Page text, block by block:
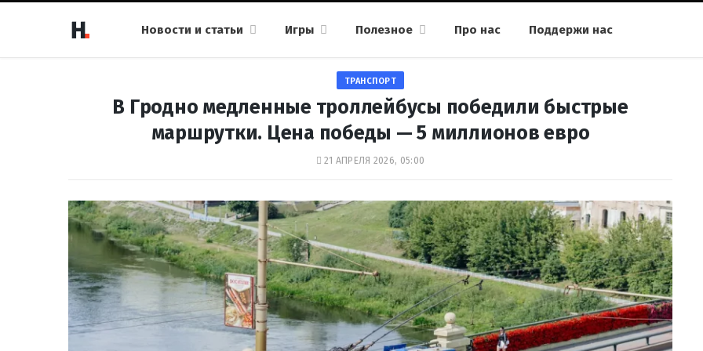
Новости и статьи Игры Полезное Про нас Поддержи нас
ТРАНСПОРТ
В Гродно медленные троллейбусы победили быстрые
маршрутки. Цена победы — 5 миллионов евро
21 АПРЕЛЯ 2026, 05:00